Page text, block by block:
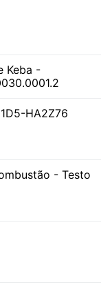
Keba -
HA2Z76
- Testo